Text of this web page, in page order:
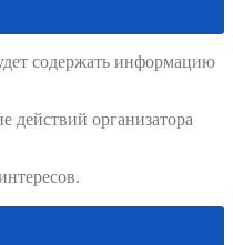
содержать информацию
действий организатора